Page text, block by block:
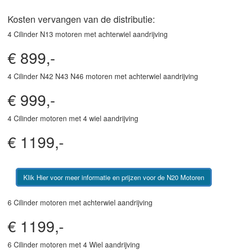
Kosten vervangen van de distributie:
4 Cilinder N13 motoren met achterwiel aandrijving
€ 899,-
4 Cilinder N42 N43 N46 motoren met achterwiel aandrijving
€ 999,-
4 Cilinder motoren met 4 wiel aandrijving
€ 1199,-
Klik Hier voor meer informatie en prijzen voor de N20 Motoren
6 Cilinder motoren met achterwiel aandrijving
€ 1199,-
6 Cilinder motoren met 4 Wiel aandrijving